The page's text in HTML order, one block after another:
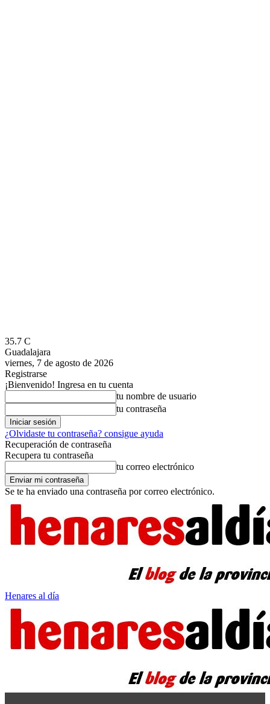
35.7 C
Guadalajara
viernes, 7 de agosto de 2026
Registrarse
¡Bienvenido! Ingresa en tu cuenta
tu nombre de usuario
tu contraseña
¿Olvidaste tu contraseña? consigue ayuda
Recuperación de contraseña
Recupera tu contraseña
tu correo electrónico
Se te ha enviado una contraseña por correo electrónico.
Henares al día